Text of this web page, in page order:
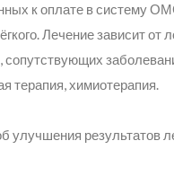
к оплате в систему
Лечение зависит от
сопутствующих
терапия, химиотерапия.
результатов